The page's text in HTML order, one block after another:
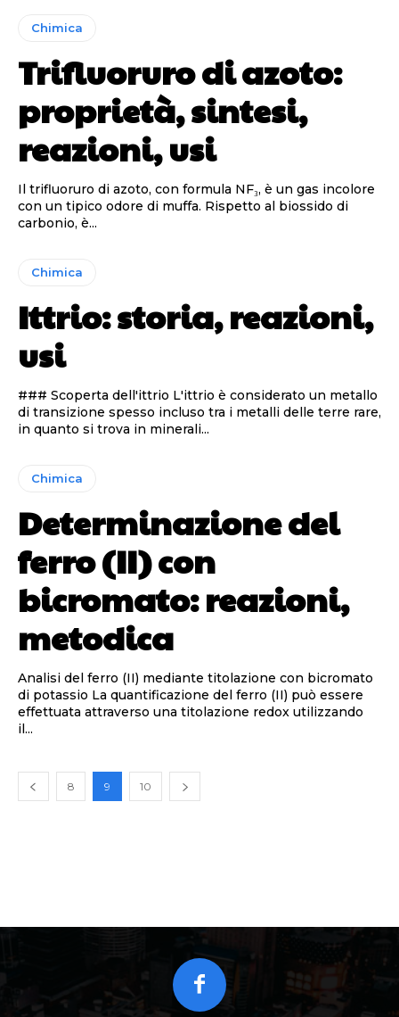
Chimica
Trifluoruro di azoto:
proprietà, sintesi,
reazioni, usi
Il trifluoruro di azoto, con formula NF₃, è un gas incolore
con un tipico odore di muffa. Rispetto al biossido di
carbonio, è...
Chimica
Ittrio: storia, reazioni,
usi
### Scoperta dell'ittrio L'ittrio è considerato un metallo
di transizione spesso incluso tra i metalli delle terre rare,
in quanto si trova in minerali...
Chimica
Determinazione del
ferro (II) con
bicromato: reazioni,
metodica
Analisi del ferro (II) mediante titolazione con bicromato
di potassio La quantificazione del ferro (II) può essere
effettuata attraverso una titolazione redox utilizzando
il...
8 9 10